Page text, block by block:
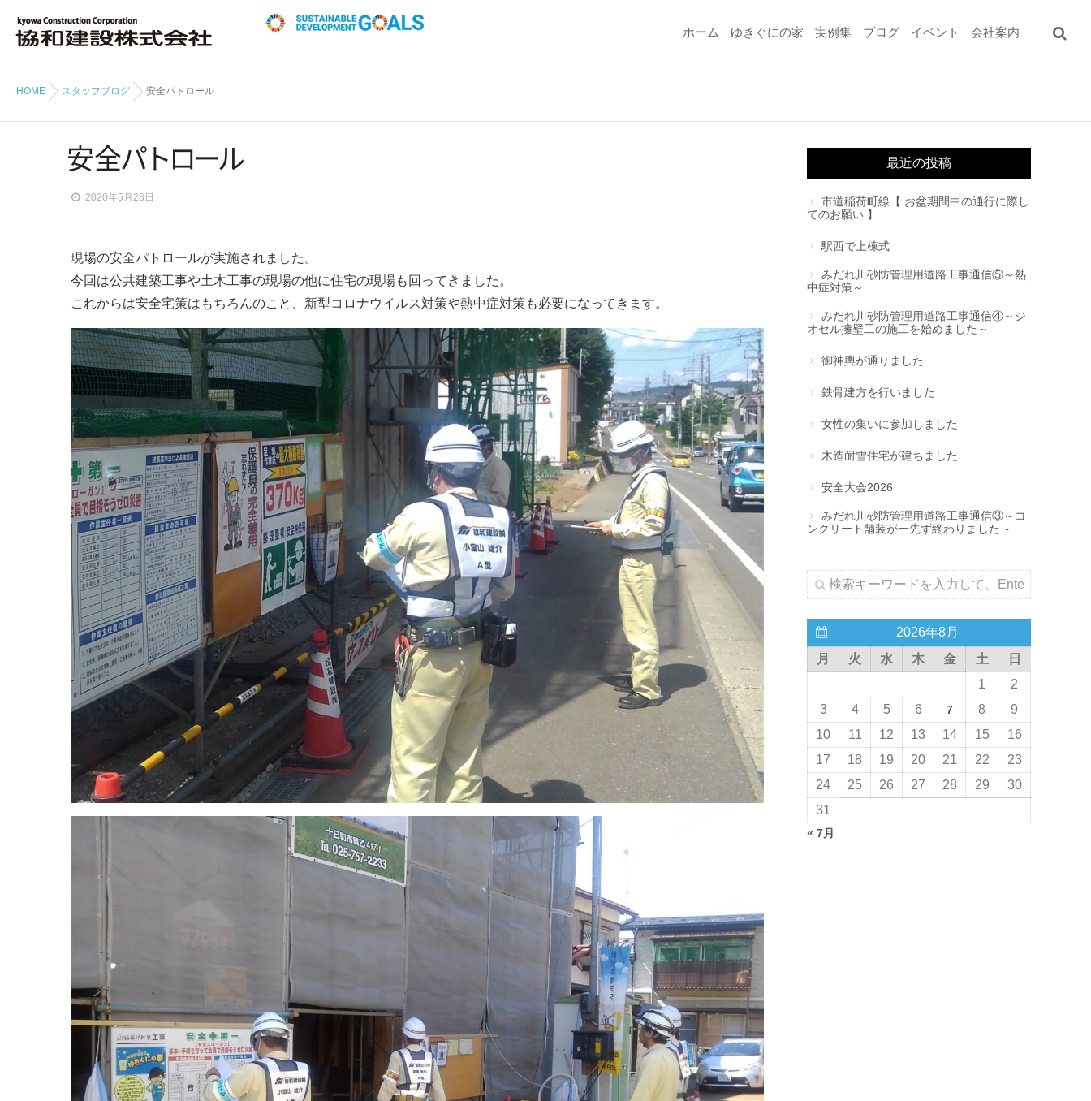
ホーム ゆきぐにの家 実例集 ブログ イベント 会社案内
HOME スタッフブログ 安全パトロール
安全パトロール
2020年5月28日
現場の安全パトロールが実施されました。
今回は公共建築工事や土木工事の現場の他に住宅の現場も回ってきました。
これからは安全宅策はもちろんのこと、新型コロナウイルス対策や熱中症対策も必要になってきます。
最近の投稿
市道稲荷町線【 お盆期間中の通行に際し
てのお願い 】
駅西で上棟式
みだれ川砂防管理用道路工事通信⑤～熱
中症対策～
みだれ川砂防管理用道路工事通信④～ジ
オセル擁壁工の施工を始めました～
御神輿が通りました
鉄骨建方を行いました
女性の集いに参加しました
木造耐雪住宅が建ちました
安全大会2026
みだれ川砂防管理用道路工事通信③～コ
ンクリート舗装が一先ず終わりました～
2026年8月
月
火 水 木 金 土
日
1
2
3
4 5 6 7 8
9
10
11 12 13 14 15
16
17
18 19 20 21 22
23
24
25 26 27 28 29
30
31
« 7月